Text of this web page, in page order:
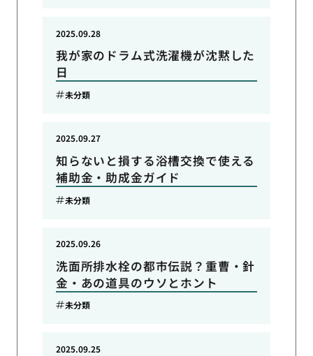
我が家のドラム式洗濯機が沈黙した
日
2025.09.28
未分類
知らないと損する浴槽交換で使える
補助金・助成金ガイド
2025.09.27
未分類
洗面所排水栓の都市伝説？重曹・針
金・あの道具のウソとホント
2025.09.26
未分類
2025.09.25